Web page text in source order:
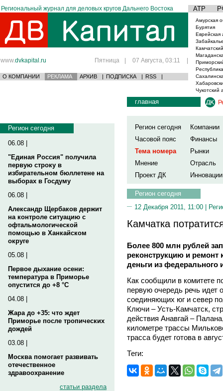
Региональный журнал для деловых кругов Дальнего Востока АТР
www.dvkapital.ru Пятница | 07 Августа, 03:11 |
О КОМПАНИИ РЕКЛАМА АРХИВ | ПОДПИСКА | RSS |
Амурская
Бурятия
Еврейская
Чукотский
Регион сегодня
06.08 |
"Единая Россия" получила
первую строку в
избирательном бюллетене на
выборах в Госдуму
06.08 |
Александр Щербаков держит
на контроле ситуацию с
офтальмологической
помощью в Ханкайском
округе
05.08 |
Первое дыхание осени:
температура в Приморье
опустится до +8 °C
04.08 |
Жара до +35: что ждет
Приморье после тропических
дождей
03.08 |
Москва помогает развивать
отечественное
здравоохранение
статьи раздела
главная
Регион сегодня
Компании
Часовой пояс
Финансы
Тема номера
Рынки
Мнение
Отрасль
Проект ДК
Инновации
Регион сегодня
12 Декабря 2011, 11:00 |
Камчатка
Более 800 млн рублей
реконструкцию и ремонт
деньги из федерального
Как сообщили в комитете
первую очередь речь идет
соединяющих юг и север
Ключи – Усть-Камчатск,
действия Анавгай –
километре трассы
трасса будет готова в
Теги: